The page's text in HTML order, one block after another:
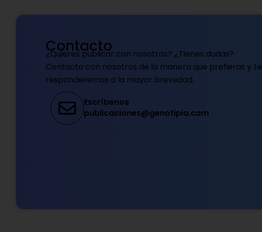
Contacto
¿Quieres publicar con nosotros? ¿Tienes dudas?
Contacta con nosotros de la manera que prefieras y te
responderemos a la mayor brevedad.
Escríbenos
publicaciones@genotipia.com